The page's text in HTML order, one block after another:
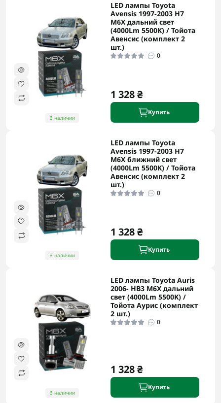
В наличии
LED лампы Toyota
Avensis 1997-2003 H7
M6X дальний свет
(4000Lm 5500K) / Тойота
Авенсис (комплект 2
шт.)
0
1 328 ₴
Купить
В наличии
LED лампы Toyota
Avensis 1997-2003 H7
M6X ближний свет
(4000Lm 5500K) / Тойота
Авенсис (комплект 2
шт.)
0
1 328 ₴
Купить
В наличии
LED лампы Toyota Auris
2006- HB3 M6X дальний
свет (4000Lm 5500K) /
Тойота Аурис (комплект
2 шт.)
0
1 328 ₴
Купить